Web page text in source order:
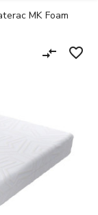
MK Foam
favorite_border
compare_arrows